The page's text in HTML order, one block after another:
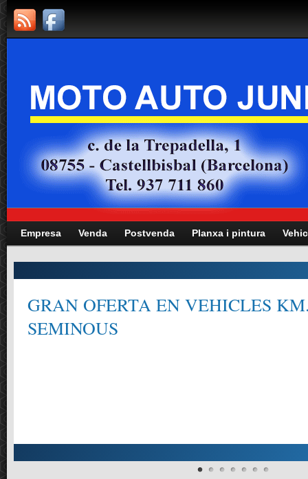
Empresa Venda Postvenda Planxa i pintura
GRAN OFERTA EN VEHICLES
SEMINOUS